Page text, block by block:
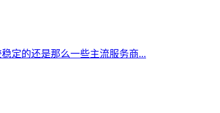
定的还是那么一些主流服务商...